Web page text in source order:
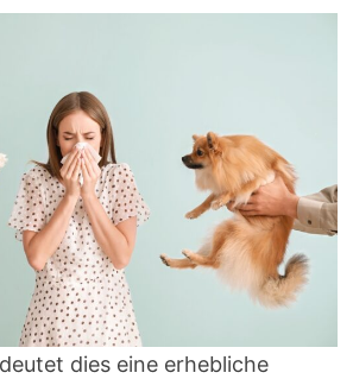
dies eine erhebliche